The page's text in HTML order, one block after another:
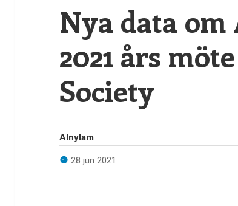
Nya data
2021 års
Society
Alnylam
28 jun 2021